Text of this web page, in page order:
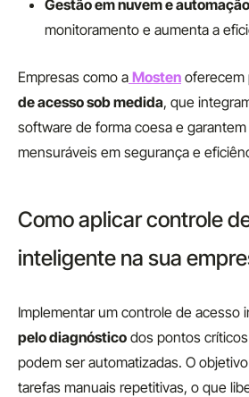
Gestão em nuvem e automação
monitoramento e aumenta a
Empresas como a Mosten oferecem
de acesso sob medida, que
software de forma coesa e
mensuráveis em segurança e
Como aplicar controle
inteligente na sua
Implementar um controle de acesso
pelo diagnóstico dos pontos
podem ser automatizadas. O
tarefas manuais repetitivas, o que